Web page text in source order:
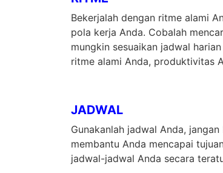
Bekerjalah dengan ritme alami
pola kerja Anda. Cobalah
mungkin sesuaikan jadwal
ritme alami Anda, produktivitas
JADWAL
Gunakanlah jadwal Anda,
membantu Anda mencapai
jadwal-jadwal Anda secara